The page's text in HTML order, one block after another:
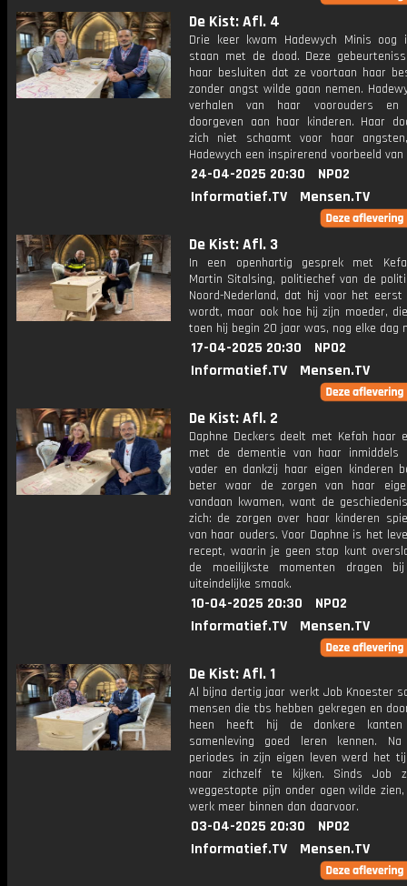
De Kist: Afl. 4
Drie keer kwam Hadewych Minis
staan met de dood. Deze
haar besluiten dat ze voortaan haar
zonder angst wilde gaan nemen.
verhalen van haar voorouders en
doorgeven aan haar kinderen. Haar
zich niet schaamt voor haar
Hadewych een inspirerend voorbeeld van
24-04-2025 20:30
NPO2
Informatief.TV
Mensen.TV
De Kist: Afl. 3
In een openhartig gesprek met
Martin Sitalsing, politiechef van de
Noord-Nederland, dat hij voor het
wordt, maar ook hoe hij zijn moeder,
toen hij begin 20 jaar was, nog elke dag
17-04-2025 20:30
NPO2
Informatief.TV
Mensen.TV
De Kist: Afl. 2
Daphne Deckers deelt met Kefah haar
met de dementie van haar inmiddels
vader en dankzij haar eigen kinderen
beter waar de zorgen van haar
vandaan kwamen, want de
zich: de zorgen over haar kinderen
van haar ouders. Voor Daphne is het
recept, waarin je geen stap kunt
de moeilijkste momenten dragen
uiteindelijke smaak.
10-04-2025 20:30
NPO2
Informatief.TV
Mensen.TV
De Kist: Afl. 1
Al bijna dertig jaar werkt Job Knoester
mensen die tbs hebben gekregen en
heen heeft hij de donkere
samenleving goed leren kennen. Na
periodes in zijn eigen leven werd het
naar zichzelf te kijken. Sinds Job
weggestopte pijn onder ogen wilde
werk meer binnen dan daarvoor.
03-04-2025 20:30
NPO2
Informatief.TV
Mensen.TV